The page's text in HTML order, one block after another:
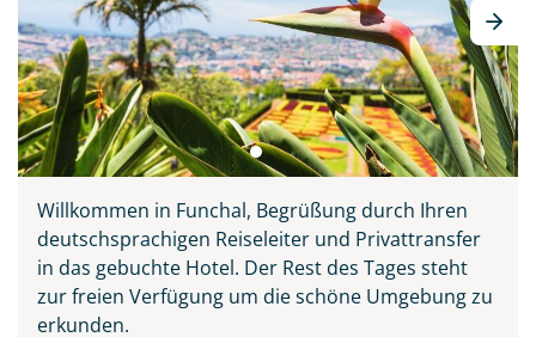
deutscher Reiseleiter zeigt Ihnen ganz persönlich seine
Wahlheimat auf 3 inkludierten Ausflügen, erklärt
Wissenswertes und führt Sie abseits der großen
Touristenströme hinein ins authentische Madeira.
Willkommen in Funchal, Begrüßung durch Ihren
deutschsprachigen Reiseleiter und Privattransfer
in das gebuchte Hotel. Der Rest des Tages steht
zur freien Verfügung um die schöne Umgebung zu
erkunden.